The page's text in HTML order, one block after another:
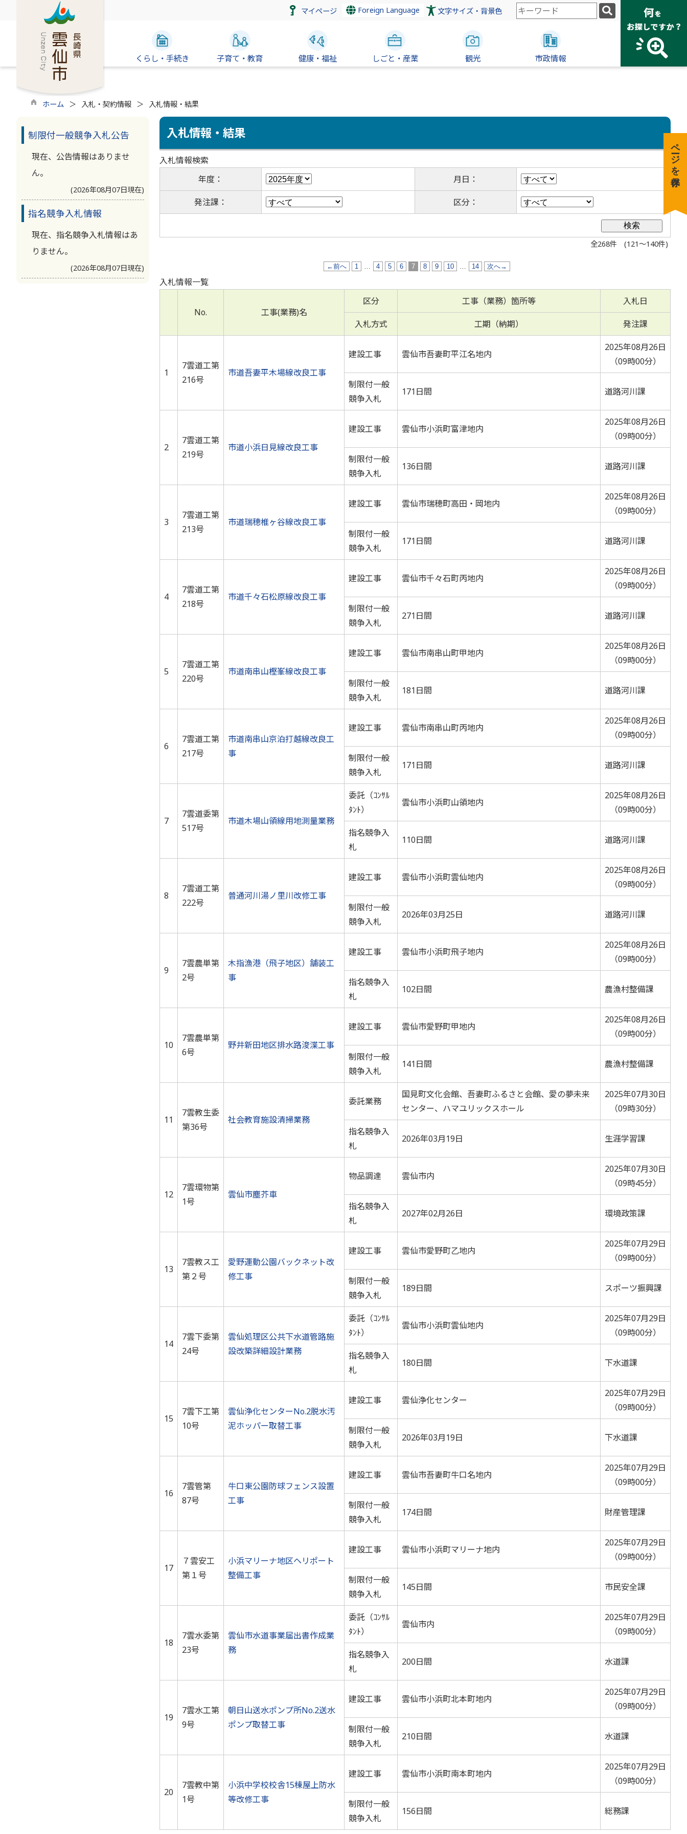
マイページ Foreign Language 文字サイズ・背景色
検
索
ー
くらし・手続き 子育て・教育 健康・福祉 しごと・産業 観光 市政情報
ホーム 入札・契約情報 入札情報・結果
制限付一般競争入札公告
現在、公告情報はありませ
ん。
(2026年08月07日現在)
指名競争入札情報
現在、指名競争入札情報はあ
りません。
(2026年08月07日現在)
入札情報・結果
入札情報検索
年度：
月日：
発注課： 区分：
全268件 (121～140件)
←前へ 1 … 4 5 6 7 8 9 10 … 14 次へ→
入札情報一覧
No. 工事(業務)名
区分 工事（業務）箇所等 入札日
入札方式 工期（納期） 発注課
1
7雲道工第
216号
市道吾妻平木場線改良工事
建設工事 雲仙市吾妻町平江名地内
2025年08月26日
（09時00分）
制限付一般
競争入札
171日間 道路河川課
2
7雲道工第
219号
市道小浜日見線改良工事
建設工事 雲仙市小浜町富津地内
2025年08月26日
（09時00分）
制限付一般
競争入札
136日間 道路河川課
3
7雲道工第
213号
市道瑞穂椎ヶ谷線改良工事
建設工事 雲仙市瑞穂町高田・岡地内
2025年08月26日
（09時00分）
制限付一般
競争入札
171日間 道路河川課
4
7雲道工第
218号
市道千々石松原線改良工事
建設工事 雲仙市千々石町丙地内
2025年08月26日
（09時00分）
制限付一般
競争入札
271日間 道路河川課
5
7雲道工第
220号
市道南串山樫峯線改良工事
建設工事 雲仙市南串山町甲地内
2025年08月26日
（09時00分）
制限付一般
競争入札
181日間 道路河川課
6
7雲道工第
217号
市道南串山京泊打越線改良工
事
建設工事 雲仙市南串山町丙地内
2025年08月26日
（09時00分）
制限付一般
競争入札
171日間 道路河川課
7
7雲道委第
517号
市道木場山領線用地測量業務
委託（ｺﾝｻﾙ
ﾀﾝﾄ）
雲仙市小浜町山領地内
2025年08月26日
（09時00分）
指名競争入
札
110日間 道路河川課
8
7雲道工第
222号
普通河川湯ノ里川改修工事
建設工事 雲仙市小浜町雲仙地内
2025年08月26日
（09時00分）
制限付一般
競争入札
2026年03月25日 道路河川課
9
7雲農単第
2号
木指漁港（飛子地区）舗装工
事
建設工事 雲仙市小浜町飛子地内
2025年08月26日
（09時00分）
指名競争入
札
102日間 農漁村整備課
10
7雲農単第
6号
野井新田地区排水路浚渫工事
建設工事 雲仙市愛野町甲地内
2025年08月26日
（09時00分）
制限付一般
競争入札
141日間 農漁村整備課
11
7雲教生委
第36号
社会教育施設清掃業務
委託業務
国見町文化会館、吾妻町ふるさと会館、愛の夢未来
センター、ハマユリックスホール
2025年07月30日
（09時30分）
指名競争入
札
2026年03月19日 生涯学習課
12
7雲環物第
1号
雲仙市塵芥車
物品調達 雲仙市内
2025年07月30日
（09時45分）
指名競争入
札
2027年02月26日 環境政策課
13
7雲教ス工
第２号
愛野運動公園バックネット改
修工事
建設工事 雲仙市愛野町乙地内
2025年07月29日
（09時00分）
制限付一般
競争入札
189日間 スポーツ振興課
14
7雲下委第
24号
雲仙処理区公共下水道管路施
設改築詳細設計業務
委託（ｺﾝｻﾙ
ﾀﾝﾄ）
雲仙市小浜町雲仙地内
2025年07月29日
（09時00分）
指名競争入
札
180日間 下水道課
15
7雲下工第
10号
雲仙浄化センターNo.2脱水汚
泥ホッパー取替工事
建設工事 雲仙浄化センター
2025年07月29日
（09時00分）
制限付一般
競争入札
2026年03月19日 下水道課
16
7雲管第
87号
牛口東公園防球フェンス設置
工事
建設工事 雲仙市吾妻町牛口名地内
2025年07月29日
（09時00分）
制限付一般
競争入札
174日間 財産管理課
17
７雲安工
第１号
小浜マリーナ地区ヘリポート
整備工事
建設工事 雲仙市小浜町マリーナ地内
2025年07月29日
（09時00分）
制限付一般
競争入札
145日間 市民安全課
18
7雲水委第
23号
雲仙市水道事業届出書作成業
務
委託（ｺﾝｻﾙ
ﾀﾝﾄ）
雲仙市内
2025年07月29日
（09時00分）
指名競争入
札
200日間 水道課
19
7雲水工第
9号
朝日山送水ポンプ所No.2送水
ポンプ取替工事
建設工事 雲仙市小浜町北本町地内
2025年07月29日
（09時00分）
制限付一般
競争入札
210日間 水道課
20
7雲教中第
1号
小浜中学校校舎15棟屋上防水
等改修工事
建設工事 雲仙市小浜町南本町地内
2025年07月29日
（09時00分）
制限付一般
競争入札
156日間 総務課
ページを保存